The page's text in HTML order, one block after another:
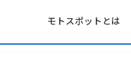
モトスポットとは